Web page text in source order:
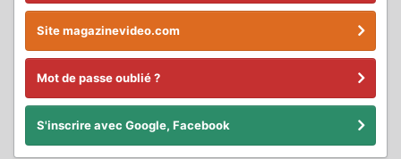
Site magazinevideo.com
Mot de passe oublié ?
S'inscrire avec Google, Facebook